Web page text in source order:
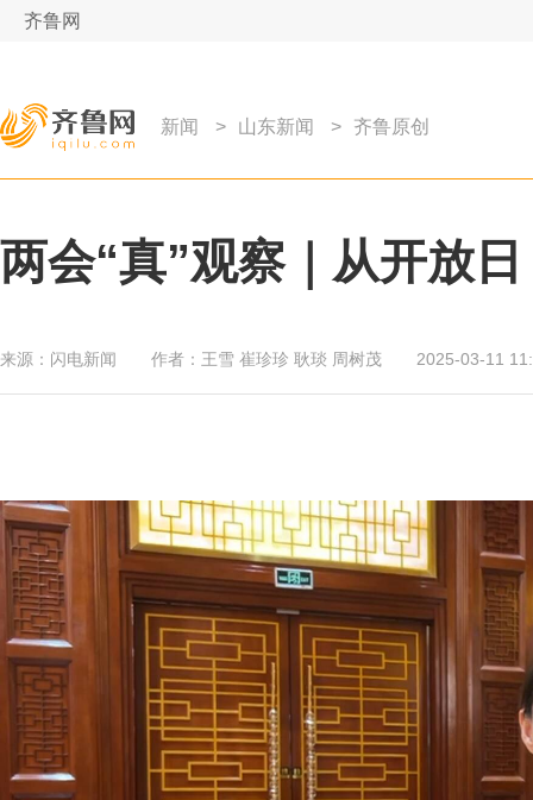
齐鲁网
新闻 > 山东新闻 > 齐鲁原创
两会“真”观察｜从开放
来源： 闪电新闻 作者： 王雪 崔珍珍 耿琰 周树茂 2025-03-11